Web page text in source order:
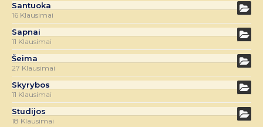
Santuoka
16 Klausimai
Sapnai
11 Klausimai
Šeima
27 Klausimai
Skyrybos
11 Klausimai
Studijos
18 Klausimai